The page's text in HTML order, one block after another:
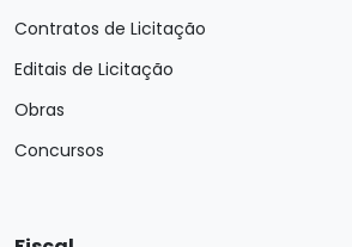
Contratos de Licitação
Editais de Licitação
Obras
Concursos